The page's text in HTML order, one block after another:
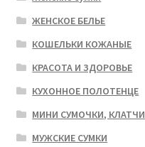
ЖЕНСКОЕ БЕЛЬЕ
КОШЕЛЬКИ КОЖАНЫЕ
КРАСОТА И ЗДОРОВЬЕ
КУХОННОЕ ПОЛОТЕНЦЕ
МИНИ СУМОЧКИ, КЛАТЧИ
МУЖСКИЕ СУМКИ